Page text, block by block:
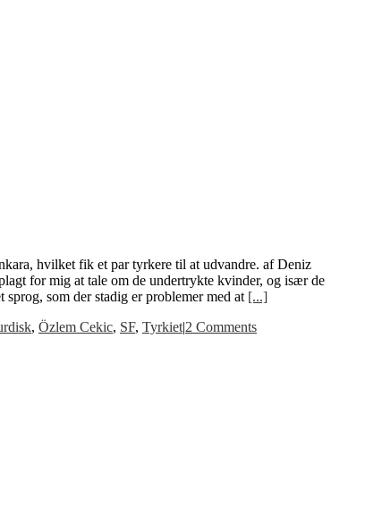
hvilket fik et par tyrkere til at udvandre. af Deniz
for mig at tale om de undertrykte kvinder, og især de
som der stadig er problemer med at [...]
, Özlem Cekic, SF, Tyrkiet|2 Comments